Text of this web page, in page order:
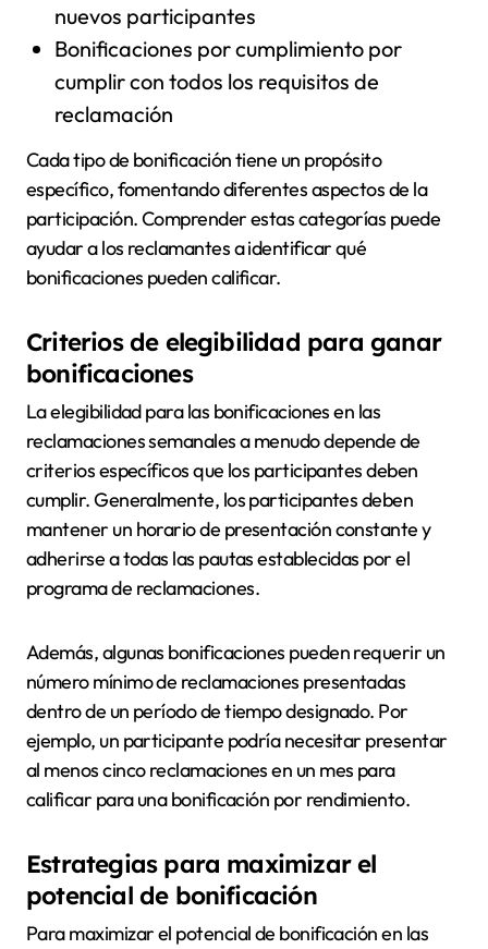
nuevos participantes
Bonificaciones por cumplimiento por
cumplir con todos los requisitos de
reclamación
Cada tipo de bonificación tiene un propósito
específico, fomentando diferentes aspectos de la
participación. Comprender estas categorías puede
ayudar a los reclamantes a identificar qué
bonificaciones pueden calificar.
Criterios de elegibilidad para ganar
bonificaciones
La elegibilidad para las bonificaciones en las
reclamaciones semanales a menudo depende de
criterios específicos que los participantes deben
cumplir. Generalmente, los participantes deben
mantener un horario de presentación constante y
adherirse a todas las pautas establecidas por el
programa de reclamaciones.
Además, algunas bonificaciones pueden requerir un
número mínimo de reclamaciones presentadas
dentro de un período de tiempo designado. Por
ejemplo, un participante podría necesitar presentar
al menos cinco reclamaciones en un mes para
calificar para una bonificación por rendimiento.
Estrategias para maximizar el
potencial de bonificación
Para maximizar el potencial de bonificación en las